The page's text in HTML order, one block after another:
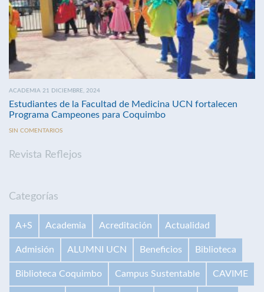
ACADEMIA 21 DICIEMBRE, 2024
Estudiantes de la Facultad de Medicina UCN fortalecen
Programa Campeones para Coquimbo
SIN COMENTARIOS
Revista Reflejos
Categorías
A+S Academia Acreditación Actualidad
Admisión ALUMNI UCN Beneficios Biblioteca
Biblioteca Coquimbo Campus Sustentable CAVIME